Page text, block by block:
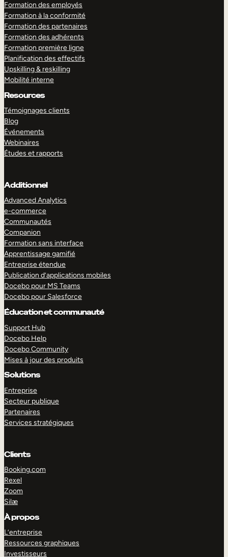
Formation des employés
Formation à la conformité
Formation des partenaires
Formation des adhérents
Formation première ligne
Planification des effectifs
Upskilling & reskilling
Mobilité interne
Resources
Témoignages clients
Blog
Événements
Webinaires
Études et rapports
Additionnel
Advanced Analytics
e-commerce
Communautés
Companion
Formation sans interface
Apprentissage gamifié
Entreprise étendue
Publication d’applications mobiles
Docebo pour MS Teams
Docebo pour Salesforce
Éducation et communauté
Support Hub
Docebo Help
Docebo Community
Mises à jour des produits
Solutions
Entreprise
Secteur publique
Partenaires
Services stratégiques
Clients
Booking.com
Rexel
Zoom
Silæ
À propos
L’entreprise
Ressources graphiques
Investisseurs